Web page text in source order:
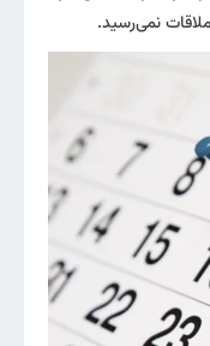
نمی‌رسید.